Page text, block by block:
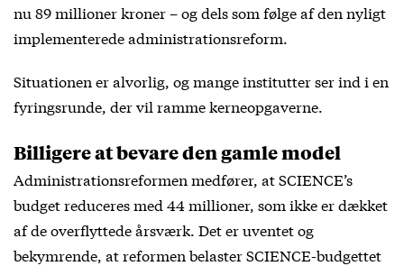
nu 89 millioner kroner – og dels som følge af den nyligt
implementerede administrationsreform.
Situationen er alvorlig, og mange institutter ser ind i en
fyringsrunde, der vil ramme kerneopgaverne.
Billigere at bevare den gamle model
Administrationsreformen medfører, at SCIENCE’s
budget reduceres med 44 millioner, som ikke er dækket
af de overflyttede årsværk. Det er uventet og
bekymrende, at reformen belaster SCIENCE-budgettet